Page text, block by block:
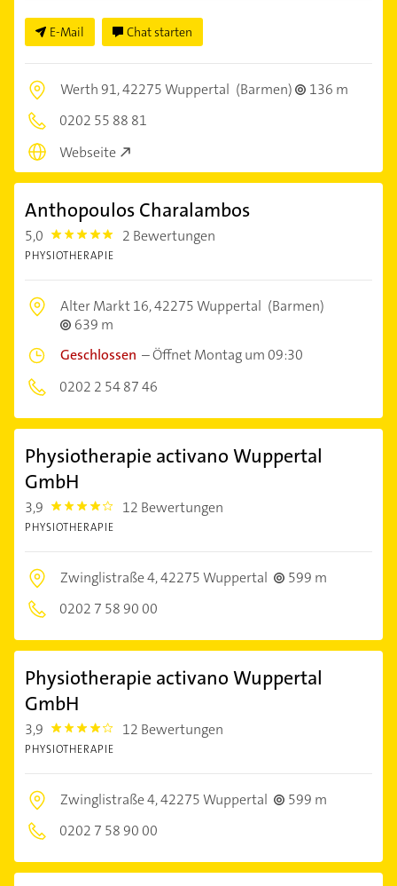
E-Mail Chat starten
Werth 91,42275 Wuppertal (Barmen)
136 m
0202 55 88 81
Webseite
Anthopoulos Charalambos
5,0 5.0 2 Bewertungen
PHYSIOTHERAPIE
Alter Markt 16,42275 Wuppertal (Barmen)
639 m
Geschlossen –Öffnet Montag um 09:30
0202 2 54 87 46
Physiotherapie activano Wuppertal
GmbH
3,9 3.9 12 Bewertungen
PHYSIOTHERAPIE
Zwinglistraße 4,42275 Wuppertal
599 m
0202 7 58 90 00
Physiotherapie activano Wuppertal
GmbH
3,9 3.9 12 Bewertungen
PHYSIOTHERAPIE
Zwinglistraße 4,42275 Wuppertal
599 m
0202 7 58 90 00